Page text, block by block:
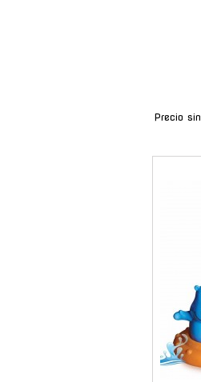
Precio